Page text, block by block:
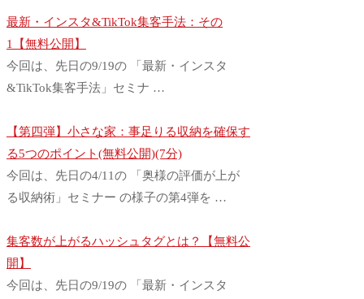
最新・インスタ&TikTok集客手法：その
1【無料公開】
今回は、先日の9/19の 「最新・インスタ
&TikTok集客手法」セミナ …
【第四弾】小さな家：事足りる収納を確保す
る5つのポイント(無料公開)(7分)
今回は、先日の4/11の 「奥様の評価が上が
る収納術」セミナー の様子の第4弾を …
集客数が上がるハッシュタグとは？【無料公
開】
今回は、先日の9/19の 「最新・インスタ